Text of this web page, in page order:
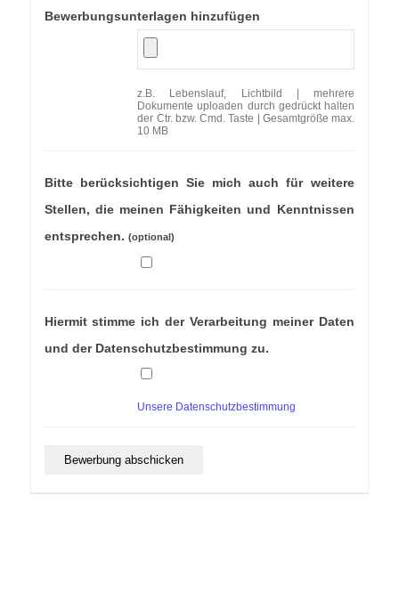
Bewerbungsunterlagen hinzufügen
z.B. Lebenslauf, Lichtbild | mehrere
Dokumente uploaden durch gedrückt halten
der Ctr. bzw. Cmd. Taste | Gesamtgröße max.
10 MB
Bitte berücksichtigen Sie mich auch für weitere
Stellen, die meinen Fähigkeiten und Kenntnissen
entsprechen. (optional)
Hiermit stimme ich der Verarbeitung meiner Daten
und der Datenschutzbestimmung zu.
Unsere Datenschutzbestimmung